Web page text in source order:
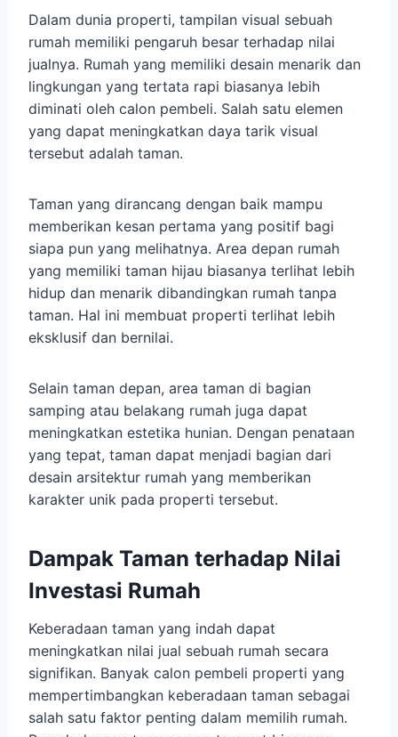
Dalam dunia properti, tampilan visual sebuah
rumah memiliki pengaruh besar terhadap nilai
jualnya. Rumah yang memiliki desain menarik dan
lingkungan yang tertata rapi biasanya lebih
diminati oleh calon pembeli. Salah satu elemen
yang dapat meningkatkan daya tarik visual
tersebut adalah taman.
Taman yang dirancang dengan baik mampu
memberikan kesan pertama yang positif bagi
siapa pun yang melihatnya. Area depan rumah
yang memiliki taman hijau biasanya terlihat lebih
hidup dan menarik dibandingkan rumah tanpa
taman. Hal ini membuat properti terlihat lebih
eksklusif dan bernilai.
Selain taman depan, area taman di bagian
samping atau belakang rumah juga dapat
meningkatkan estetika hunian. Dengan penataan
yang tepat, taman dapat menjadi bagian dari
desain arsitektur rumah yang memberikan
karakter unik pada properti tersebut.
Dampak Taman terhadap Nilai
Investasi Rumah
Keberadaan taman yang indah dapat
meningkatkan nilai jual sebuah rumah secara
signifikan. Banyak calon pembeli properti yang
mempertimbangkan keberadaan taman sebagai
salah satu faktor penting dalam memilih rumah.